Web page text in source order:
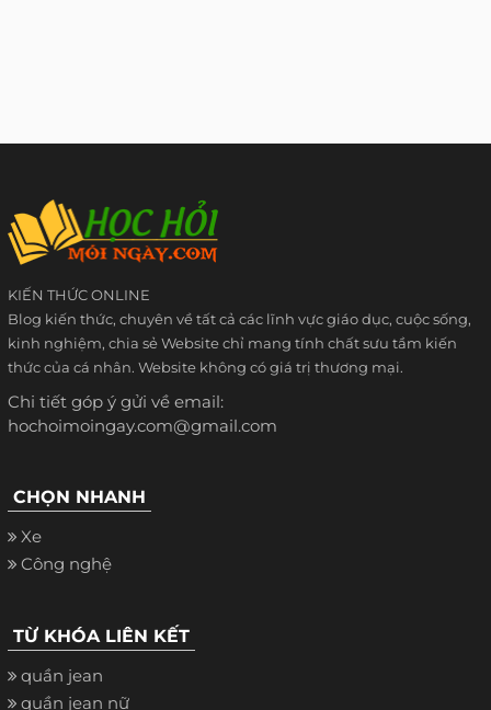
KIẾN THỨC ONLINE
Blog kiến thức, chuyên về tất cả các lĩnh vực giáo dục, cuộc sống,
kinh nghiệm, chia sẻ Website chỉ mang tính chất sưu tầm kiến
thức của cá nhân. Website không có giá trị thương mại.
Chi tiết góp ý gửi về email:
hochoimoingay.com@gmail.com
CHỌN NHANH
Xe
Công nghệ
TỪ KHÓA LIÊN KẾT
quần jean
quần jean nữ